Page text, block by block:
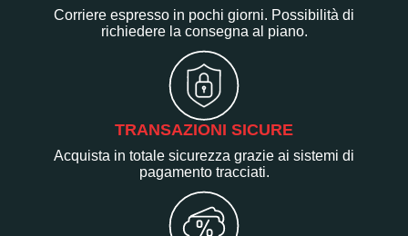
Corriere espresso in pochi giorni. Possibilità di
richiedere la consegna al piano.
TRANSAZIONI SICURE
Acquista in totale sicurezza grazie ai sistemi di
pagamento tracciati.